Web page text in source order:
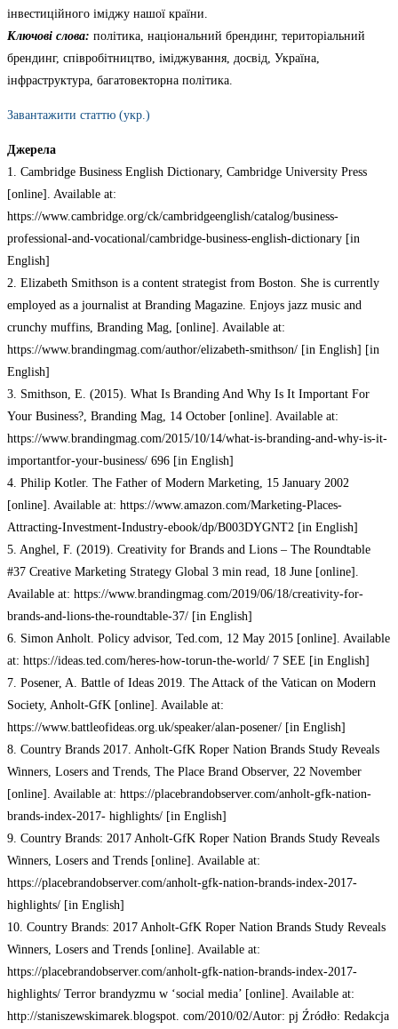
інвестиційного іміджу нашої країни.
Ключові слова: політика, національний брендинг, територіальний
брендинг, співробітництво, іміджування, досвід, Україна,
інфраструктура, багатовекторна політика.
Завантажити статтю (укр.)
Джерела
1. Cambridge Business English Dictionary, Cambridge University Press
[online]. Available at:
https://www.cambridge.org/ck/cambridgeenglish/catalog/business-
professional-and-vocational/cambridge-business-english-dictionary [in
English]
2. Elizabeth Smithson is a content strategist from Boston. She is currently
employed as a journalist at Branding Magazine. Enjoys jazz music and
crunchy muffins, Branding Mag, [online]. Available at:
https://www.brandingmag.com/author/elizabeth-smithson/ [in English] [in
English]
3. Smithson, E. (2015). What Is Branding And Why Is It Important For
Your Business?, Branding Mag, 14 October [online]. Available at:
https://www.brandingmag.com/2015/10/14/what-is-branding-and-why-is-it-
importantfor-your-business/ 696 [in English]
4. Philip Kotler. The Father of Modern Marketing, 15 January 2002
[online]. Available at: https://www.amazon.com/Marketing-Places-
Attracting-Investment-Industry-ebook/dp/B003DYGNT2 [in English]
5. Anghel, F. (2019). Creativity for Brands and Lions – The Roundtable
#37 Creative Marketing Strategy Global 3 min read, 18 June [online].
Available at: https://www.brandingmag.com/2019/06/18/creativity-for-
brands-and-lions-the-roundtable-37/ [in English]
6. Simon Anholt. Policy advisor, Ted.com, 12 May 2015 [online]. Available
at: https://ideas.ted.com/heres-how-torun-the-world/ 7 SEE [in English]
7. Posener, A. Battle of Ideas 2019. The Attack of the Vatican on Modern
Society, Anholt-GfK [online]. Available at:
https://www.battleofideas.org.uk/speaker/alan-posener/ [in English]
8. Country Brands 2017. Anholt-GfK Roper Nation Brands Study Reveals
Winners, Losers and Trends, The Place Brand Observer, 22 November
[online]. Available at: https://placebrandobserver.com/anholt-gfk-nation-
brands-index-2017- highlights/ [in English]
9. Country Brands: 2017 Anholt-GfK Roper Nation Brands Study Reveals
Winners, Losers and Trends [online]. Available at:
https://placebrandobserver.com/anholt-gfk-nation-brands-index-2017-
highlights/ [in English]
10. Country Brands: 2017 Anholt-GfK Roper Nation Brands Study Reveals
Winners, Losers and Trends [online]. Available at:
https://placebrandobserver.com/anholt-gfk-nation-brands-index-2017-
highlights/ Terror brandyzmu w ‘social media’ [online]. Available at:
http://staniszewskimarek.blogspot. com/2010/02/Autor: pj Źródło: Redakcja